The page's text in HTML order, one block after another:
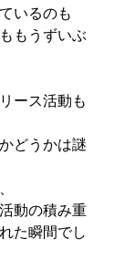
いるのも
もうずいぶ
ース活動も
どうかは謎
動の積み重
た瞬間でし